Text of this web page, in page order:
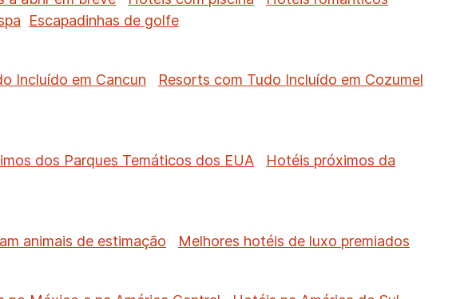
Escapadinhas de golfe
Incluído em Cancun
Resorts com Tudo Incluído em Cozumel
dos Parques Temáticos dos EUA
Hotéis próximos da
animais de estimação
Melhores hotéis de luxo premiados